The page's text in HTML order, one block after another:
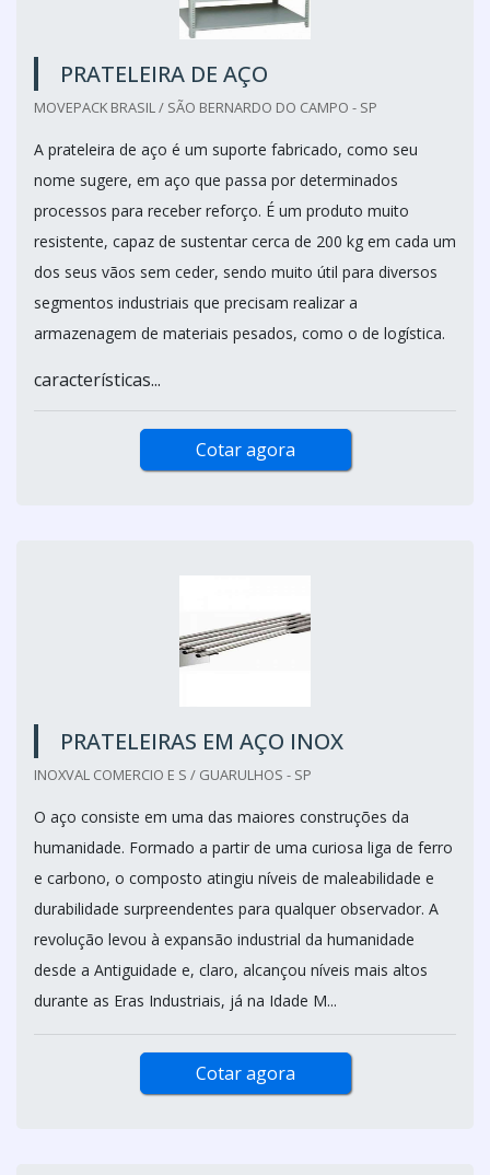
PRATELEIRA DE AÇO
MOVEPACK BRASIL / SÃO BERNARDO DO CAMPO - SP
A prateleira de aço é um suporte fabricado, como seu
nome sugere, em aço que passa por determinados
processos para receber reforço. É um produto muito
resistente, capaz de sustentar cerca de 200 kg em cada um
dos seus vãos sem ceder, sendo muito útil para diversos
segmentos industriais que precisam realizar a
armazenagem de materiais pesados, como o de logística.
características...
Cotar agora
PRATELEIRAS EM AÇO INOX
INOXVAL COMERCIO E S / GUARULHOS - SP
O aço consiste em uma das maiores construções da
humanidade. Formado a partir de uma curiosa liga de ferro
e carbono, o composto atingiu níveis de maleabilidade e
durabilidade surpreendentes para qualquer observador. A
revolução levou à expansão industrial da humanidade
desde a Antiguidade e, claro, alcançou níveis mais altos
durante as Eras Industriais, já na Idade M...
Cotar agora